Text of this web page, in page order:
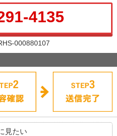
4135
000880107
見たい